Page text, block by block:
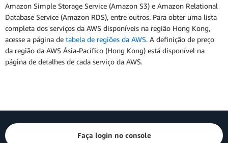
Amazon Simple Storage Service (Amazon S3) e Amazon Relational
Database Service (Amazon RDS), entre outros. Para obter uma lista
completa dos serviços da AWS disponíveis na região Hong Kong,
acesse a página de tabela de regiões da AWS. A definição de preço
da região da AWS Ásia-Pacífico (Hong Kong) está disponível na
página de detalhes de cada serviço da AWS.
Faça login no console